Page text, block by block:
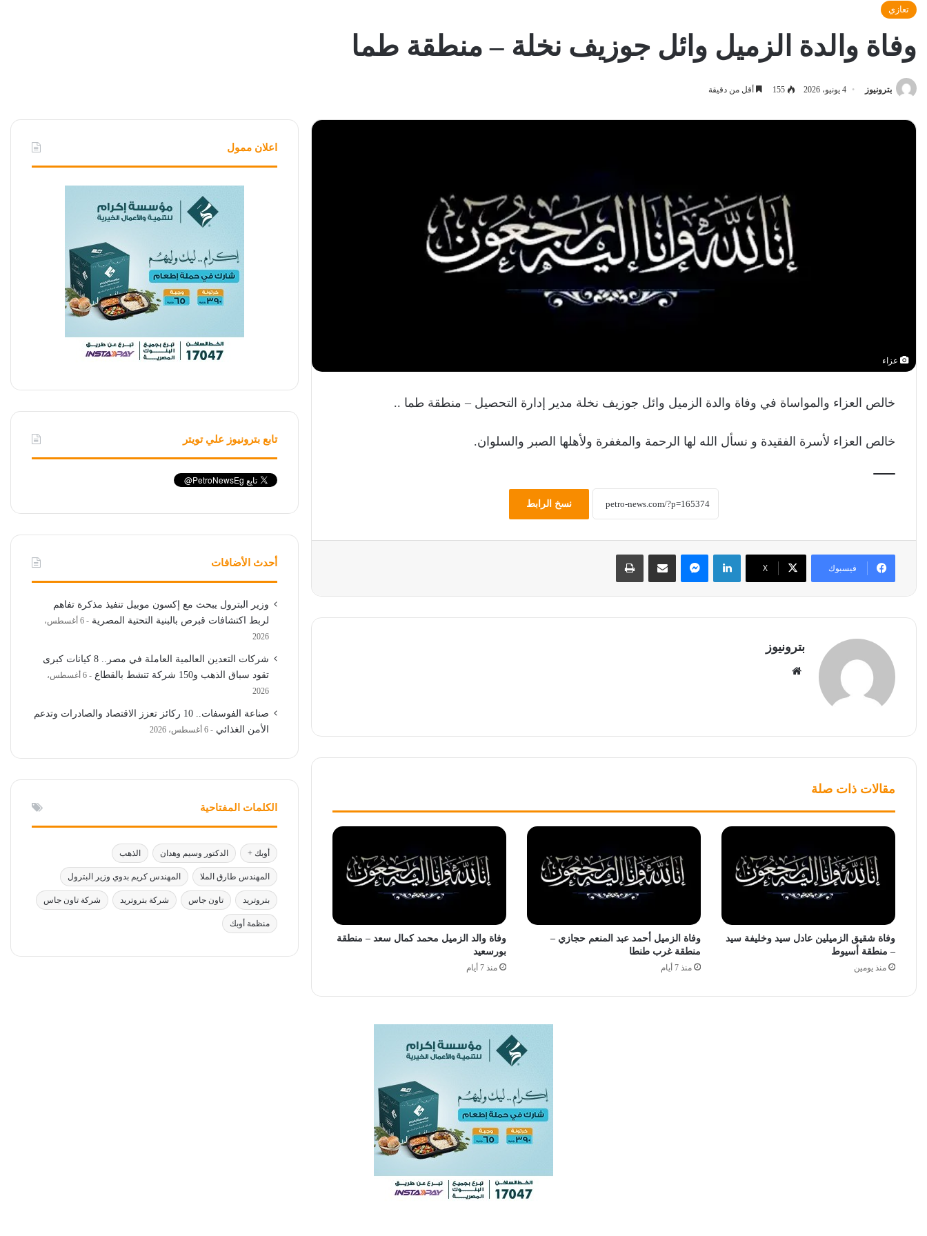
تعازي
وفاة والدة الزميل وائل جوزيف نخلة – منطقة طما
بترونيوز 4 يونيو، 2026 155 أقل من دقيقة
عزاء
خالص العزاء والمواساة في وفاة والدة الزميل وائل جوزيف نخلة مدير إدارة التحصيل – منطقة طما ..
خالص العزاء لأسرة الفقيدة و نسأل الله لها الرحمة والمغفرة ولأهلها الصبر والسلوان.
نسخ الرابط
فيسبوك ‫X
لينكدإن ماسنجر مشاركة عبر البريد طباعة
بترونيوز
مقالات ذات صلة
وفاة شقيق الزميلين عادل سيد وخليفة سيد
– منطقة أسيوط
منذ يومين
وفاة الزميل أحمد عبد المنعم حجازي –
منطقة غرب طنطا
منذ 7 أيام
وفاة والد الزميل محمد كمال سعد – منطقة
بورسعيد
منذ 7 أيام
اعلان ممول
تابع بترونيوز علي تويتر
أحدث الأضافات
وزير البترول يبحث مع إكسون موبيل تنفيذ مذكرة تفاهم
لربط اكتشافات قبرص بالبنية التحتية المصرية
6 أغسطس،
2026
شركات التعدين العالمية العاملة في مصر.. 8 كيانات كبرى
تقود سباق الذهب و150 شركة تنشط بالقطاع
6 أغسطس،
2026
صناعة الفوسفات.. 10 ركائز تعزز الاقتصاد والصادرات وتدعم
الأمن الغذائي
6 أغسطس، 2026
الكلمات المفتاحية
أوبك + الدكتور وسيم وهدان الذهب
المهندس طارق الملا المهندس كريم بدوي وزير البترول
بتروتريد تاون جاس شركة بتروتريد شركة تاون جاس
منظمة أوبك